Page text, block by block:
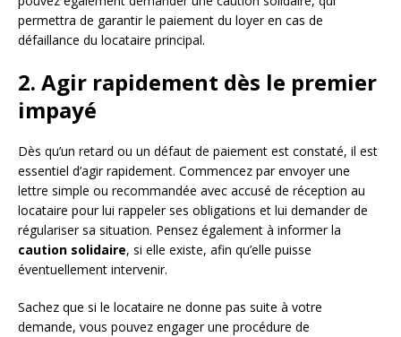
permettra de garantir le paiement du loyer en cas de
défaillance du locataire principal.
2. Agir rapidement dès le premier
impayé
Dès qu’un retard ou un défaut de paiement est constaté, il est
essentiel d’agir rapidement. Commencez par envoyer une
lettre simple ou recommandée avec accusé de réception au
locataire pour lui rappeler ses obligations et lui demander de
régulariser sa situation. Pensez également à informer la
caution solidaire, si elle existe, afin qu’elle puisse
éventuellement intervenir.
Sachez que si le locataire ne donne pas suite à votre
demande, vous pouvez engager une procédure de